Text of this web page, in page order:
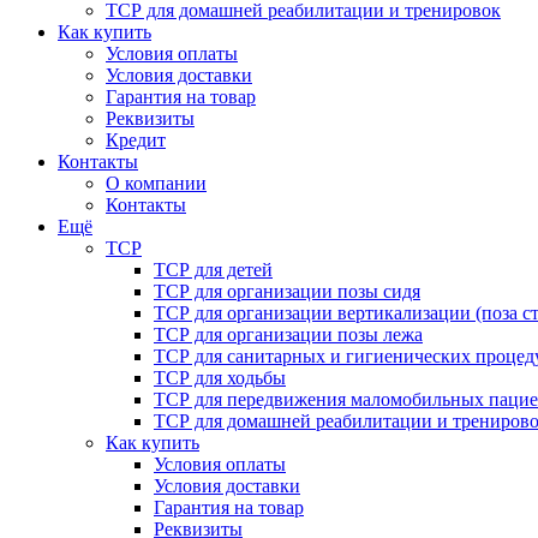
ТСР для домашней реабилитации и тренировок
Как купить
Условия оплаты
Условия доставки
Гарантия на товар
Реквизиты
Кредит
Контакты
О компании
Контакты
Ещё
ТСР
ТСР для детей
ТСР для организации позы сидя
ТСР для организации вертикализации (поза
ТСР для организации позы лежа
ТСР для санитарных и гигиенических
ТСР для ходьбы
ТСР для передвижения маломобильных
ТСР для домашней реабилитации и
Как купить
Условия оплаты
Условия доставки
Гарантия на товар
Реквизиты